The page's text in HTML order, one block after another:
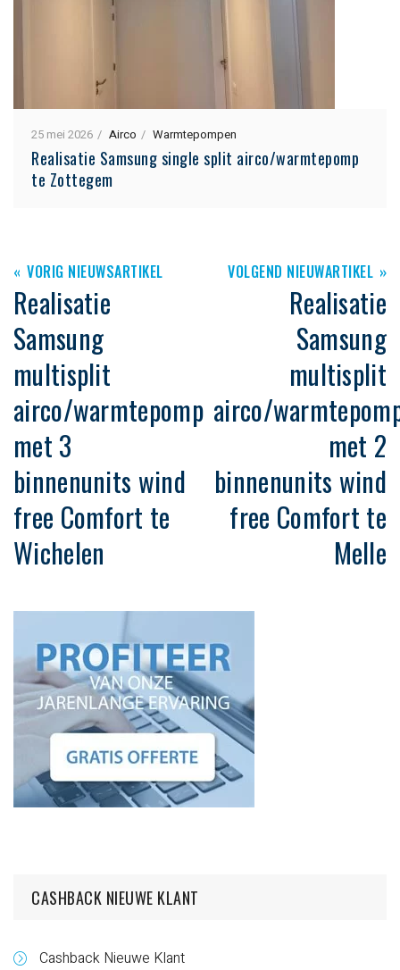
25 mei 2026 Airco Warmtepompen
Realisatie Samsung single split airco/warmtepomp
te Zottegem
VORIG NIEUWSARTIKEL
Realisatie
Samsung
multisplit
airco/warmtepomp
met 3
binnenunits wind
free Comfort te
Wichelen
VOLGEND NIEUWARTIKEL
Realisatie
Samsung
multisplit
airco/
met 2
binnenunits wind
free Comfort te
Melle
CASHBACK NIEUWE KLANT
Cashback Nieuwe Klant